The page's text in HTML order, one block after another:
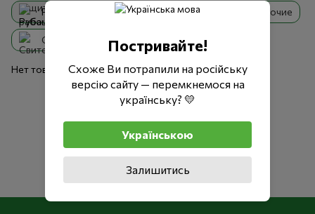
Рубашки рабочие Куртки защитные, рабочие
Свитера, кофты, пуловеры
Нет товаров
Постривайте!
Схоже Ви потрапили на російську
версію сайту — перемкнемося на
українську? 💛
Українською
Залишитись